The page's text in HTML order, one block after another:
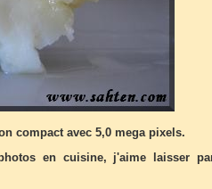
compact avec 5,0 mega pixels.
en cuisine, j'aime laisser